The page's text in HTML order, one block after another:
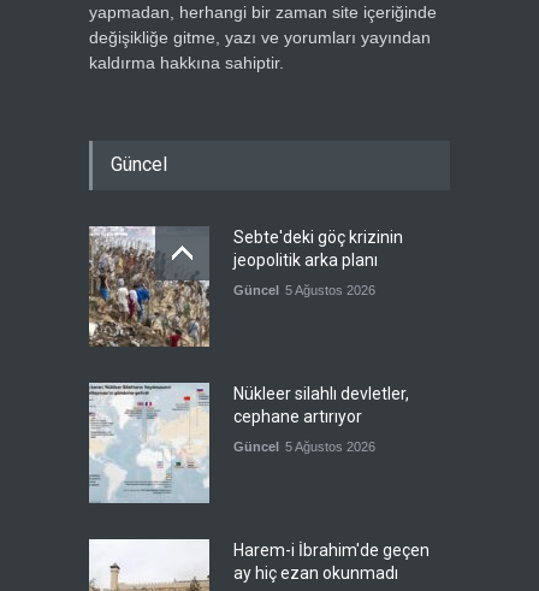
yapmadan, herhangi bir zaman site içeriğinde
değişikliğe gitme, yazı ve yorumları yayından
kaldırma hakkına sahiptir.
Güncel
Sebte'deki göç krizinin
jeopolitik arka planı
Güncel 5 Ağustos 2026
Nükleer silahlı devletler,
cephane artırıyor
Güncel 5 Ağustos 2026
Harem-i İbrahim'de geçen
ay hiç ezan okunmadı